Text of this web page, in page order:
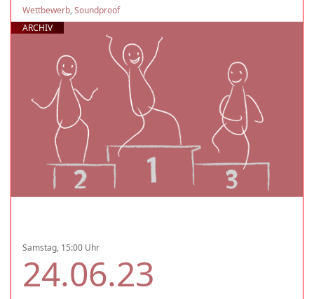
Wettbewerb,Soundproof
ARCHIV
Samstag, 15:00 Uhr
24.06.23